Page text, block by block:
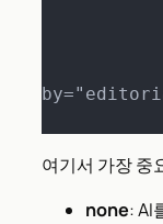
여기서 가장 중
none: AI